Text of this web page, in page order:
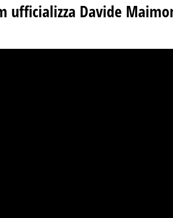
ufficializza Davide